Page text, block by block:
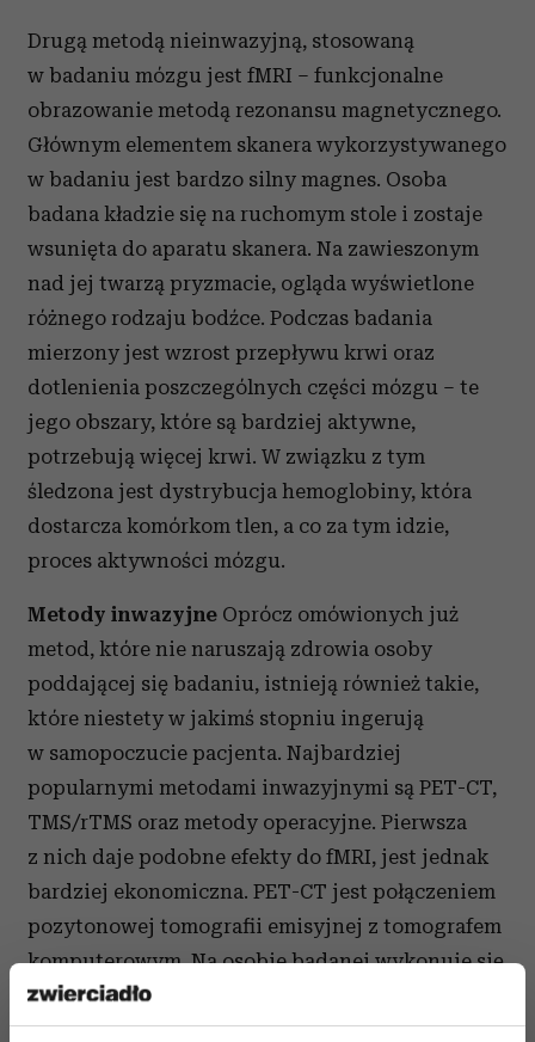
Drugą metodą nieinwazyjną, stosowaną
w badaniu mózgu jest fMRI – funkcjonalne
obrazowanie metodą rezonansu magnetycznego.
Głównym elementem skanera wykorzystywanego
w badaniu jest bardzo silny magnes. Osoba
badana kładzie się na ruchomym stole i zostaje
wsunięta do aparatu skanera. Na zawieszonym
nad jej twarzą pryzmacie, ogląda wyświetlone
różnego rodzaju bodźce. Podczas badania
mierzony jest wzrost przepływu krwi oraz
dotlenienia poszczególnych części mózgu – te
jego obszary, które są bardziej aktywne,
potrzebują więcej krwi. W związku z tym
śledzona jest dystrybucja hemoglobiny, która
dostarcza komórkom tlen, a co za tym idzie,
proces aktywności mózgu.
Metody inwazyjne Oprócz omówionych już
metod, które nie naruszają zdrowia osoby
poddającej się badaniu, istnieją również takie,
które niestety w jakimś stopniu ingerują
w samopoczucie pacjenta. Najbardziej
popularnymi metodami inwazyjnymi są PET-CT,
TMS/rTMS oraz metody operacyjne. Pierwsza
z nich daje podobne efekty do fMRI, jest jednak
bardziej ekonomiczna. PET-CT jest połączeniem
pozytonowej tomografii emisyjnej z tomografem
komputerowym. Na osobie badanej wykonuje się
dużą ilość skanów (osiągającą czasem ilość
kilkudziesięciu tysięcy), robionych pod różnymi